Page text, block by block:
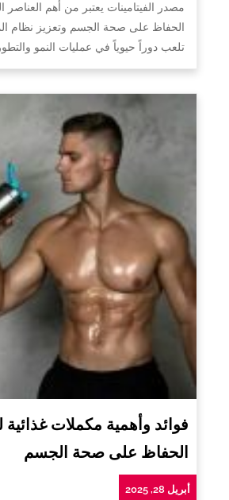
مصدر الفيتامينات يعتبر من أهم
الحفاظ على صحة الجسم وتعزيز نظام
تلعب دوراً حيوياً في عمليات النمو
فوائد وأهمية مكملات غذائية
الحفاظ على صحة الجسم
أبريل 28, 2025